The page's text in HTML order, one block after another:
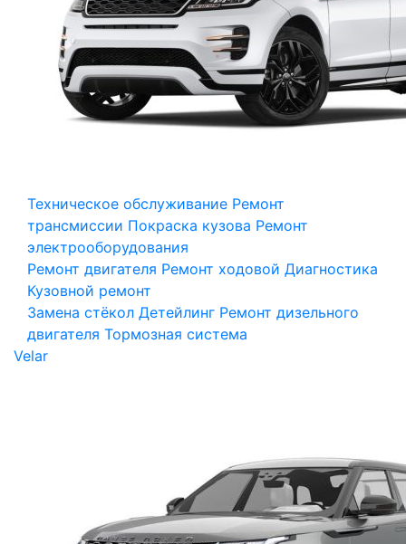
Техническое обслуживание Ремонт
трансмиссии Покраска кузова Ремонт
электрооборудования
Ремонт двигателя Ремонт ходовой Диагностика
Кузовной ремонт
Замена стёкол Детейлинг Ремонт дизельного
двигателя Тормозная система
Velar